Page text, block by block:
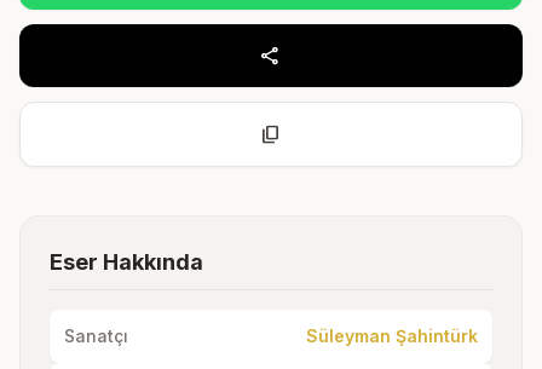
share
content_copy
Eser Hakkında
Sanatçı Süleyman Şahintürk